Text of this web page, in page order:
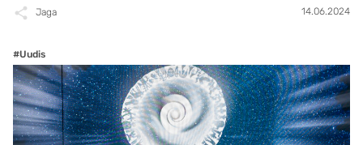
Jaga 14.06.2024
#Uudis